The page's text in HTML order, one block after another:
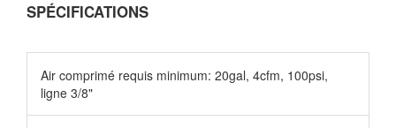
SPÉCIFICATIONS
Air comprimé requis minimum: 20gal, 4cfm, 100psi,
ligne 3/8"